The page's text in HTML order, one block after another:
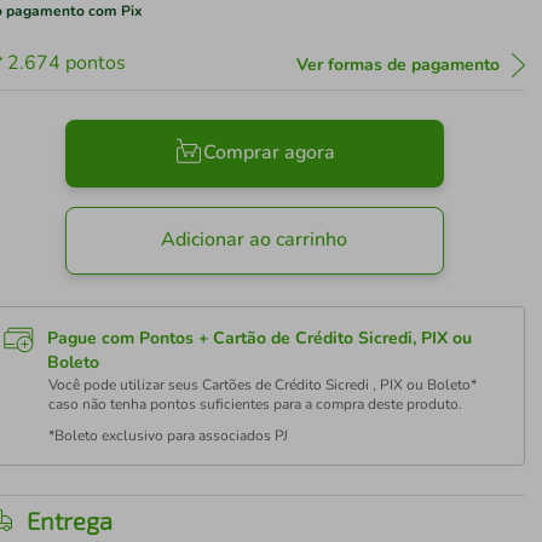
pagamento com Pix
2.674 pontos Ver formas de pagamento
Comprar agora
Adicionar ao carrinho
Pague com Pontos + Cartão de Crédito Sicredi, PIX ou
Boleto
Você pode utilizar seus Cartões de Crédito Sicredi , PIX ou Boleto*
caso não tenha pontos suficientes para a compra deste produto.
*Boleto exclusivo para associados PJ
Entrega